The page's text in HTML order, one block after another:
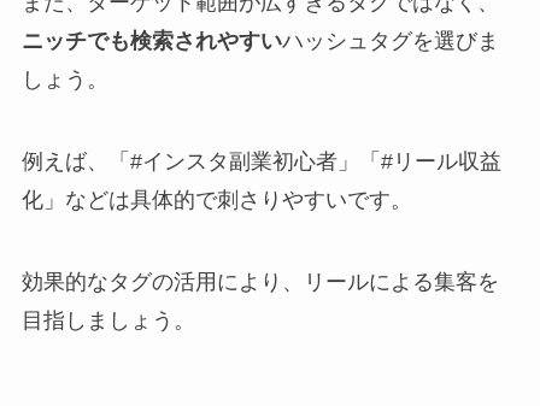
ニッチでも検索されやすいハッシュタグを選びま
しょう。
例えば、「#インスタ副業初心者」「#リール収益
化」などは具体的で刺さりやすいです。
効果的なタグの活用により、リールによる集客を
目指しましょう。